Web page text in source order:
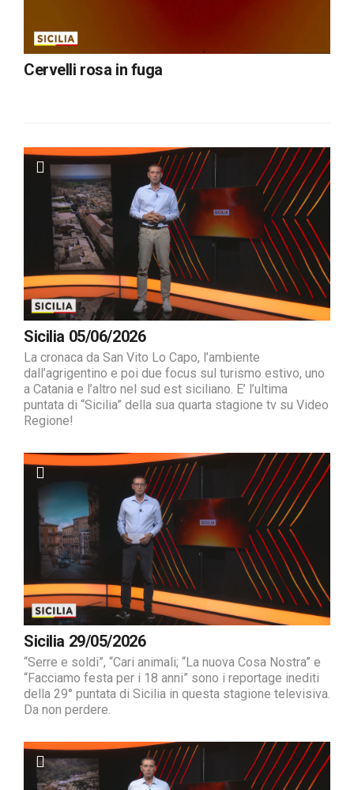
Cervelli rosa in fuga
Sicilia 05/06/2026
La cronaca da San Vito Lo Capo, l’ambiente
dall’agrigentino e poi due focus sul turismo estivo, uno
a Catania e l’altro nel sud est siciliano. E’ l’ultima
puntata di “Sicilia” della sua quarta stagione tv su Video
Regione!
Sicilia 29/05/2026
“Serre e soldi”, “Cari animali; “La nuova Cosa Nostra” e
“Facciamo festa per i 18 anni” sono i reportage inediti
della 29° puntata di Sicilia in questa stagione televisiva.
Da non perdere.